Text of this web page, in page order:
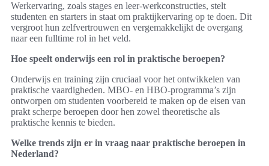
Werkervaring, zoals stages en leer-werkconstructies, stelt
studenten en starters in staat om praktijkervaring op te doen. Dit
vergroot hun zelfvertrouwen en vergemakkelijkt de overgang
naar een fulltime rol in het veld.
Hoe speelt onderwijs een rol in praktische beroepen?
Onderwijs en training zijn cruciaal voor het ontwikkelen van
praktische vaardigheden. MBO- en HBO-programma’s zijn
ontworpen om studenten voorbereid te maken op de eisen van
prakt scherpe beroepen door hen zowel theoretische als
praktische kennis te bieden.
Welke trends zijn er in vraag naar praktische beroepen in
Nederland?